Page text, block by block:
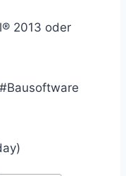
2013 oder